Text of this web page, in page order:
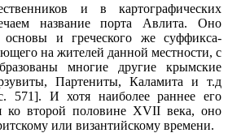
и в картографических
название порта Авлита. Оно
основы и греческого же суффикса-
на жителей данной местности, с
многие другие крымские
Партениты, Каламита и т.д
571]. И хотя наиболее раннее его
ко второй половине XVII века, оно
или византийскому времени.